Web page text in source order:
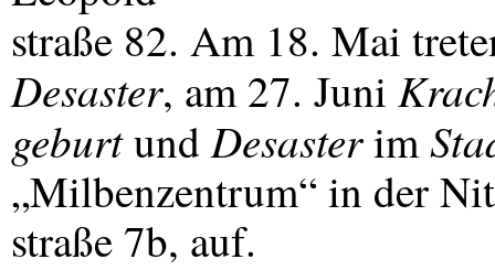
straße 82. Am 18. Mai
Desaster, am 27. Juni
geburtundDesasterim
„Milbenzentrum“ in der
straße 7b, auf.